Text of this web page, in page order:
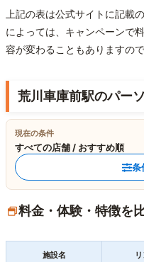
上記の表は公式サイトに記載
によっては、キャンペーンで
容が変わることもありますの
荒川車庫前駅のパー
現在の条件
すべての店舗 / おすすめ順
条
料金・体験・特徴を
施設名